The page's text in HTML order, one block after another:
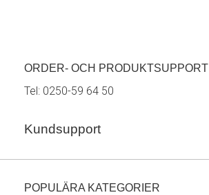
ORDER- OCH PRODUKTSUPPORT
Tel: 0250-59 64 50
Kundsupport
POPULÄRA KATEGORIER